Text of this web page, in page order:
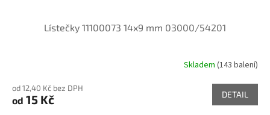
Lístečky 11100073 14x9 mm 03000/54201
Skladem (143 balení)
od 12,40 Kč bez DPH
od 15 Kč DETAIL